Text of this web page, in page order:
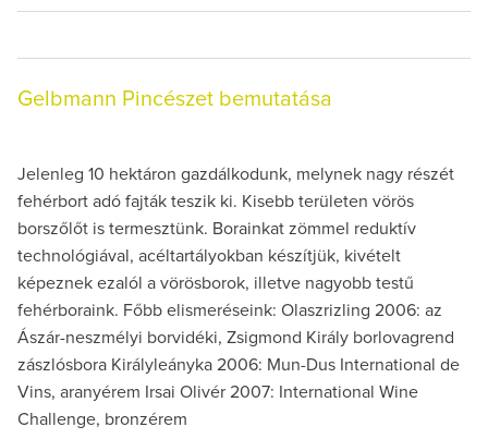
Gelbmann Pincészet bemutatása
Jelenleg 10 hektáron gazdálkodunk, melynek nagy részét
fehérbort adó fajták teszik ki. Kisebb területen vörös
borszőlőt is termesztünk. Borainkat zömmel reduktív
technológiával, acéltartályokban készítjük, kivételt
képeznek ezalól a vörösborok, illetve nagyobb testű
fehérboraink. Főbb elismeréseink: Olaszrizling 2006: az
Ászár-neszmélyi borvidéki, Zsigmond Király borlovagrend
zászlósbora Királyleányka 2006: Mun-Dus International de
Vins, aranyérem Irsai Olivér 2007: International Wine
Challenge, bronzérem